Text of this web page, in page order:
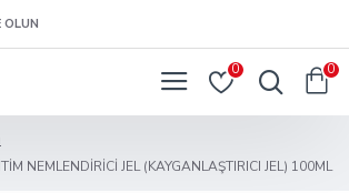
OLUN
0 0
NEMLENDİRİCİ JEL (KAYGANLAŞTIRICI JEL) 100ML